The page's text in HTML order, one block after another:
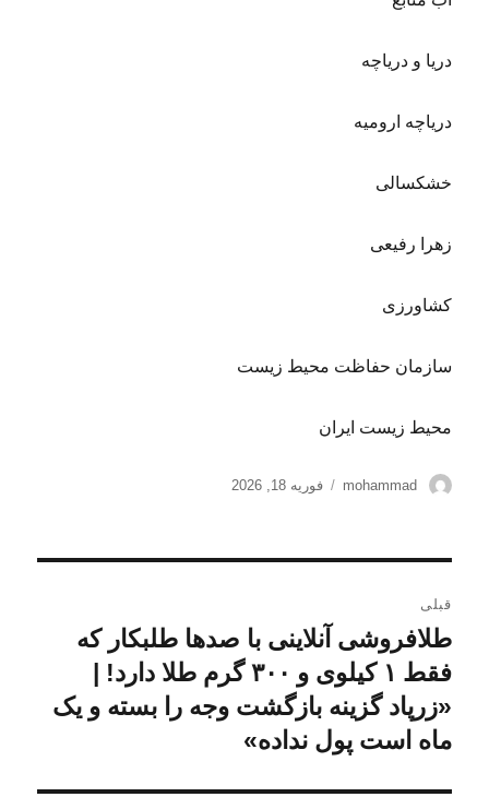
دریا و دریاچه
دریاچه ارومیه
خشکسالی
زهرا رفیعی
کشاورزی
سازمان حفاظت محیط زیست
محیط زیست ایران
نویسنده
mohammad
ارسال
فوریه 18, 2026
نوشته
قبلی
نوشته
قبلی:
طلافروشی آنلاینی با صدها طلبکار که
فقط ۱ کیلوی و ۳۰۰ گرم طلا دارد! |
«زرپاد گزینه بازگشت وجه را بسته و یک
ماه است پول نداده»